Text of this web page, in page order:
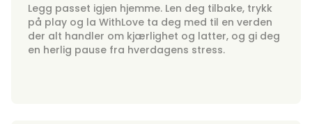
Legg passet igjen hjemme. Len deg tilbake, trykk
på play og la WithLove ta deg med til en verden
der alt handler om kjærlighet og latter, og gi deg
en herlig pause fra hverdagens stress.